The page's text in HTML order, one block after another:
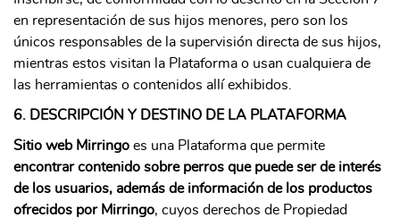
en representación de sus hijos menores, pero son los
únicos responsables de la supervisión directa de sus hijos,
mientras estos visitan la Plataforma o usan cualquiera de
las herramientas o contenidos allí exhibidos.
6. DESCRIPCIÓN Y DESTINO DE LA PLATAFORMA
Sitio web Mirringo es una Plataforma que permite
encontrar contenido sobre perros que puede ser de interés
de los usuarios, además de información de los productos
ofrecidos por Mirringo, cuyos derechos de Propiedad